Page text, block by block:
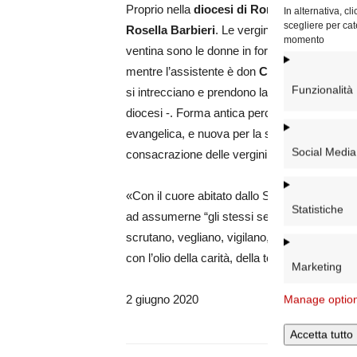
In alternativa,
scegliere per
momento
Funzionalità
Social Media
Statistiche
Marketing
Manage
Accetta tutto
Proprio nelladiocesi di Roma avvenne la
Rosella Barbieri. Le vergini consacrate
ventina sono le donne in formazione; a
mentre l’assistente è donConcetto
si intrecciano e prendono la forma dell’oggi
diocesi -. Forma antica perché affonda le
evangelica, e nuova per la sua rifioritura
consacrazione delle vergini fosse rivisto».
«Con il cuore abitato dallo Spirito di Dio –
ad assumerne “gli stessi sentimenti”,
scrutano, vegliano, vigilano, ascoltano,
con l’olio della carità, della tenerezza, della
2 giugno 2020